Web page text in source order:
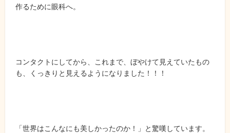
作るために眼科へ。
コンタクトにしてから、これまで、ぼやけて見えていたもの
も、くっきりと見えるようになりました！！！
「世界はこんなにも美しかったのか！」と驚嘆しています。